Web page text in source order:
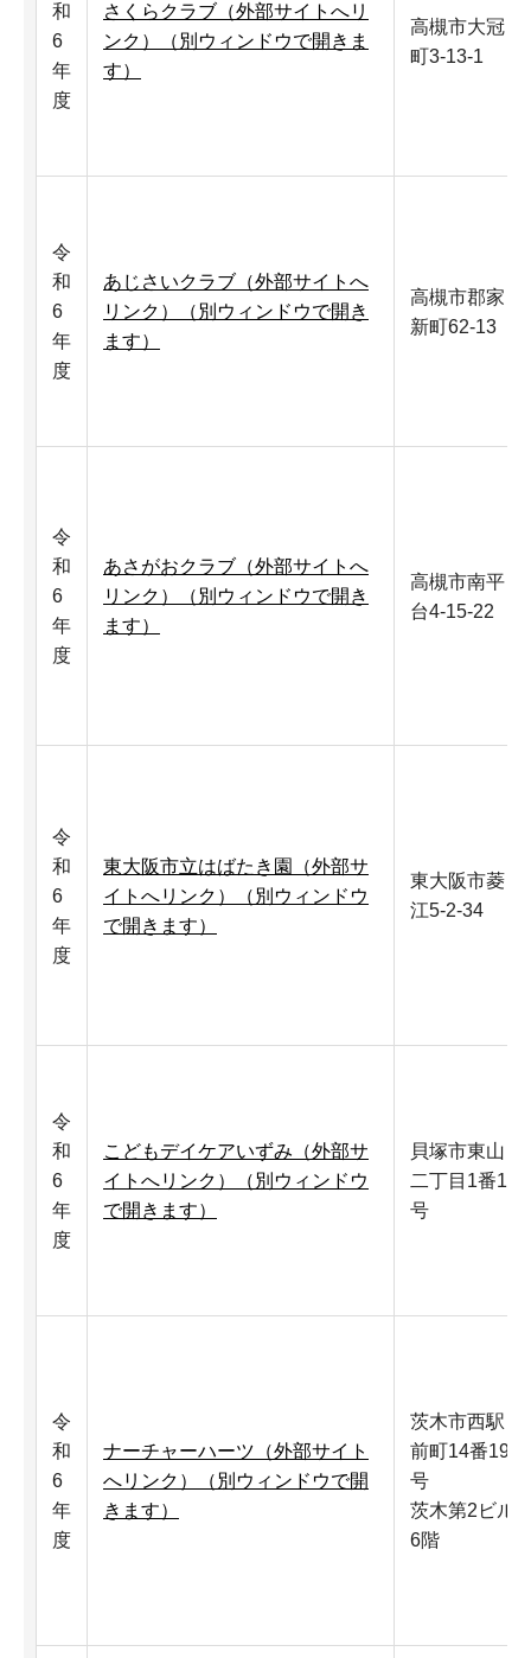
和
6
年
度
さくらクラブ（外部サイトへリ
ンク）（別ウィンドウで開きま
す）
高槻市大冠
町3-13-1
令
和
6
年
度
あじさいクラブ（外部サイトへ
リンク）（別ウィンドウで開き
ます）
高槻市郡家
新町62-13
令
和
6
年
度
あさがおクラブ（外部サイトへ
リンク）（別ウィンドウで開き
ます）
高槻市南平
台4-15-22
令
和
6
年
度
東大阪市立はばたき園（外部サ
イトへリンク）（別ウィンドウ
で開きます）
東大阪市菱
江5-2-34
令
和
6
年
度
こどもデイケアいずみ（外部サ
イトへリンク）（別ウィンドウ
で開きます）
貝塚市東山
二丁目1番1
号
令
和
6
年
度
ナーチャーハーツ（外部サイト
へリンク）（別ウィンドウで開
きます）
茨木市西駅
前町14番19
号
茨木第2ビル
6階